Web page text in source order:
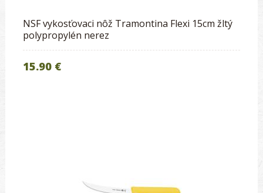
NSF vykosťovaci nôž Tramontina Flexi 15cm žltý
polypropylén nerez
15.90 €